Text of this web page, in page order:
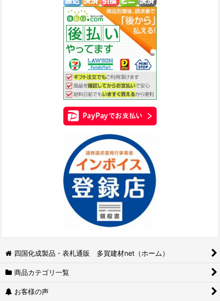
四国化成製品・表札通販 多賀建材net（ホーム）
商品カテゴリ一覧
お客様の声